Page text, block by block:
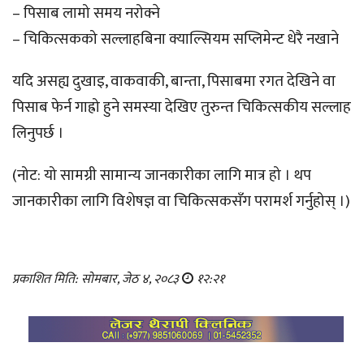
– पिसाब लामो समय नरोक्ने
– चिकित्सकको सल्लाहबिना क्याल्सियम सप्लिमेन्ट धेरै नखाने
यदि असह्य दुखाइ, वाकवाकी, बान्ता, पिसाबमा रगत देखिने वा
पिसाब फेर्न गाह्रो हुने समस्या देखिए तुरुन्त चिकित्सकीय सल्लाह
लिनुपर्छ ।
(नोट: यो सामग्री सामान्य जानकारीका लागि मात्र हो । थप
जानकारीका लागि विशेषज्ञ वा चिकित्सकसँग परामर्श गर्नुहोस् ।)
प्रकाशित मिति: सोमबार, जेठ ४, २०८३ १२:२१